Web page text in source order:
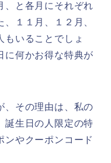
、と各月にそれぞれ
１１月、１２月、
もいることでしょ
に何かお得な特典が
、その理由は、私の
誕生日の人限定の特
ンやクーポンコード